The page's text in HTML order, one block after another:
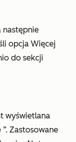
następnie
opcja Więcej
do sekcji
wyświetlana
”. Zastosowane